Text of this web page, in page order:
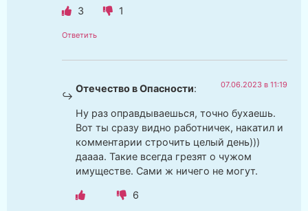
3 1
Ответить
Отечество в Опасности: 07.06.2023 в 11:19
Ну раз оправдываешься, точно бухаешь.
Вот ты сразу видно работничек, накатил и
комментарии строчить целый день)))
даааа. Такие всегда грезят о чужом
имуществе. Сами ж ничего не могут.
6